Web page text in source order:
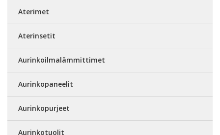
Aterimet
Aterinsetit
Aurinkoilmalämmittimet
Aurinkopaneelit
Aurinkopurjeet
Aurinkotuolit